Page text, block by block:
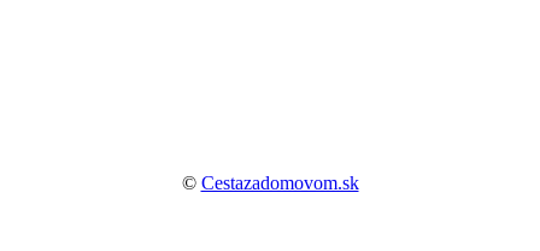
© Cestazadomovom.sk